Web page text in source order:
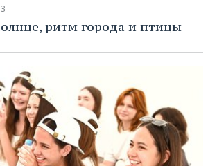
ритм города и птицы